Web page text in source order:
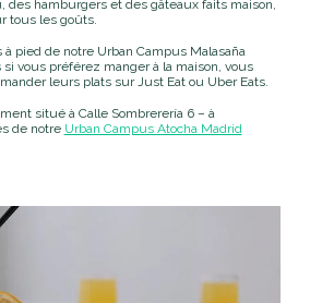
des hamburgers et des gâteaux faits maison,
tous les goûts.
à pied de notre Urban Campus Malasaña
vous préférez manger à la maison, vous
leurs plats sur Just Eat ou Uber Eats.
situé à Calle Sombrerería 6 – à
de notre Urban Campus Atocha Madrid